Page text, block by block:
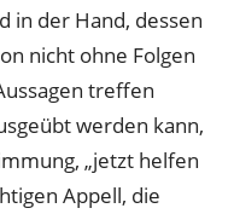
in der Hand, dessen
nicht ohne Folgen
treffen
werden kann,
„jetzt helfen
Appell, die